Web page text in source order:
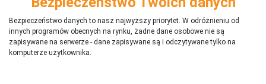
Bezpieczeństwo danych to nasz najwyższy priorytet. W odróżnieniu od
innych programów obecnych na rynku, żadne dane osobowe nie są
zapisywane na serwerze - dane zapisywane są i odczytywane tylko na
komputerze użytkownika.